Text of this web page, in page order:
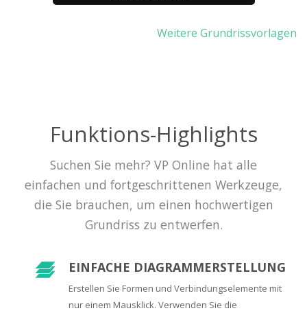
Weitere Grundrissvorlagen
Funktions-Highlights
Suchen Sie mehr? VP Online hat alle
einfachen und fortgeschrittenen Werkzeuge,
die Sie brauchen, um einen hochwertigen
Grundriss zu entwerfen.
EINFACHE DIAGRAMMERSTELLUNG
Erstellen Sie Formen und Verbindungselemente mit
nur einem Mausklick. Verwenden Sie die